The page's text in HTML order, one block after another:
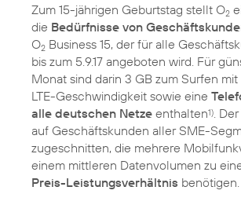
Zum 15-jährigen Geburtstag stellt O2
die Bedürfnisse von
O2 Business 15, der für alle
bis zum 5.9.17 angeboten wird. Für
Monat sind darin 3 GB zum Surfen
LTE-Geschwindigkeit sowie eine
alle deutschen Netze enthalten1) .
auf Geschäftskunden aller SME-
zugeschnitten, die mehrere
einem mittleren Datenvolumen zu
Preis-Leistungsverhältnis benötigen.